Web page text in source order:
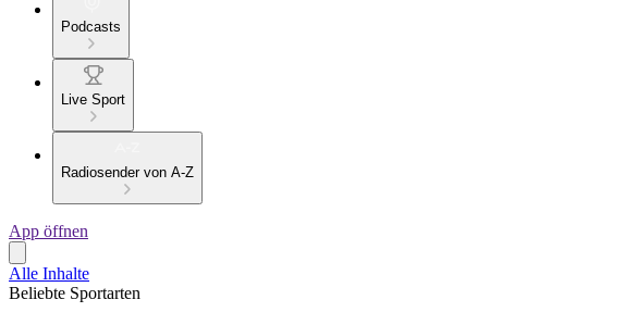
Podcasts
Live Sport
Radiosender von A-Z
App öffnen
Alle Inhalte
Beliebte Sportarten